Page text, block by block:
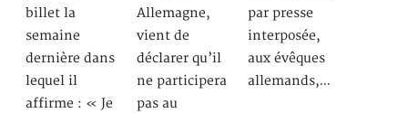
billet la
semaine
dernière dans
lequel il
affirme : « Je
Allemagne,
vient de
déclarer qu’il
ne participera
pas au
par presse
interposée,
aux évêques
allemands,…